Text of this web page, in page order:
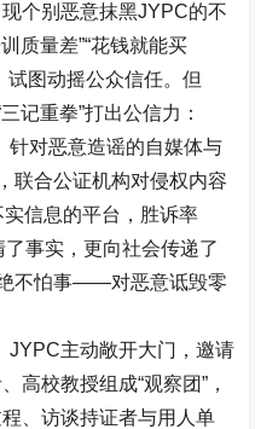
个别恶意抹黑JYPC的不
质量差”“花钱就能买
图动摇公众信任。但
三记重拳”打出公信力：
针对恶意造谣的自媒体与
联合公证机构对侵权内容
实信息的平台，胜诉率
了事实，更向社会传递了
不怕事——对恶意诋毁零
JYPC主动敞开大门，邀请
高校教授组成“观察团” ，
、访谈持证者与用人单